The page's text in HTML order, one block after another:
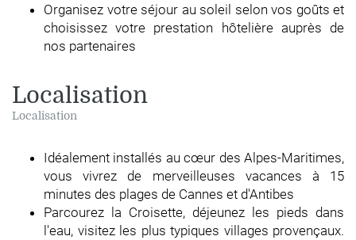
Organisez votre séjour au soleil selon vos goûts et
choisissez votre prestation hôtelière auprès de
nos partenaires
Localisation
Localisation
Idéalement installés au cœur des Alpes-Maritimes,
vous vivrez de merveilleuses vacances à 15
minutes des plages de Cannes et d'Antibes
Parcourez la Croisette, déjeunez les pieds dans
l'eau, visitez les plus typiques villages provençaux.